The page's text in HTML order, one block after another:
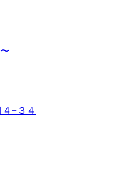
−３４